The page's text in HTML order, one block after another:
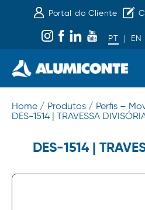
Portal do Cliente
PT
| EN
Home / Produtos / Perfis –
DES-1514 | TRAVESSA
DES-1514 |